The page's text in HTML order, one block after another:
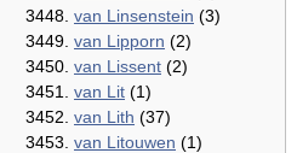
3448. van Linsenstein (3)
3449. van Lipporn (2)
3450. van Lissent (2)
3451. van Lit (1)
3452. van Lith (37)
3453. van Litouwen (1)